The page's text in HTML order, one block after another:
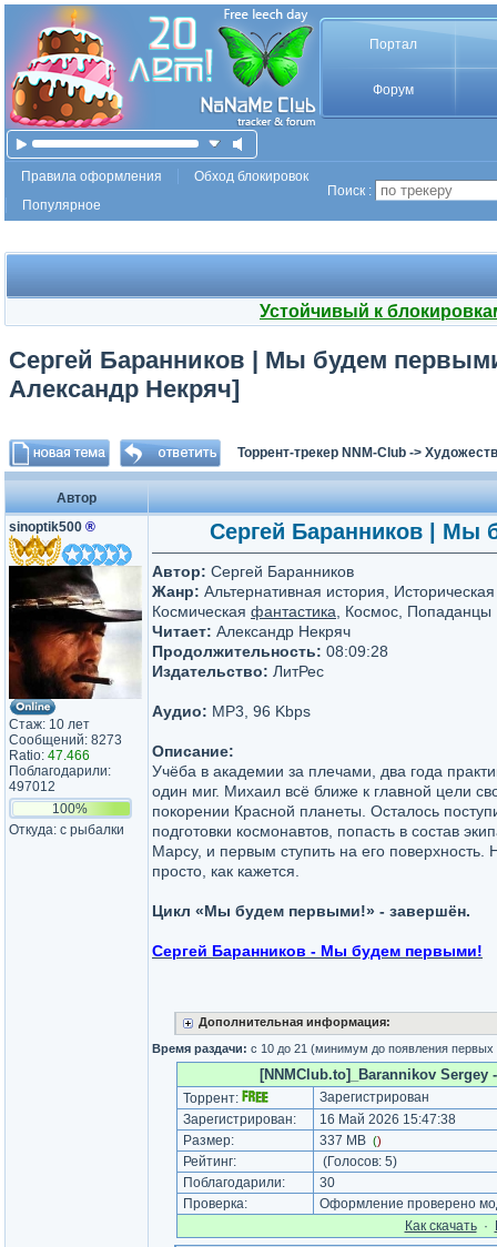
Портал
Форум
Правила оформления
Обход блокировок
Популярное
Поиск :
Устойчивый к
Сергей Баранников | Мы будем
Александр Некряч]
Торрент-трекер NNM-Club ->
Автор
sinoptik500 ®
Стаж: 10 лет
Сообщений: 8273
Ratio: 47.466
Поблагодарили:
497012
100%
Откуда: с рыбалки
Сергей Баранников | Мы
Автор: Сергей Баранников
Жанр: Альтернативная история,
Космическая фантастика , Космос, Попаданцы
Читает: Александр Некряч
Продолжительность: 08:09:28
Издательство: ЛитРес
Аудио: MP3, 96 Kbps
Описание:
Учёба в академии за плечами, два года
один миг. Михаил всё ближе к главной цели
покорении Красной планеты. Осталось
подготовки космонавтов, попасть в состав
Марсу, и первым ступить на его поверхность.
просто, как кажется.
Цикл «Мы будем первыми!» - завершён.
Сергей Баранников - Мы будем первыми!
Дополнительная информация:
Время раздачи: с 10 до 21 (минимум до появления
[NNMClub.to]_Barannikov
Торрент:
Зарегистрирован
Зарегистрирован:
16 Май 2026 15:47:38
Размер:
337 MB ()
Рейтинг: (Голосов: 5)
Поблагодарили:
30
Проверка:
Оформление проверено
Как cкачать·